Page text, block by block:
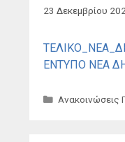
23 Δεκεμβρίου
ΕΝΤΥΠΟ ΝΕΑ
Κατηγορίες
Ανακοινώσεις